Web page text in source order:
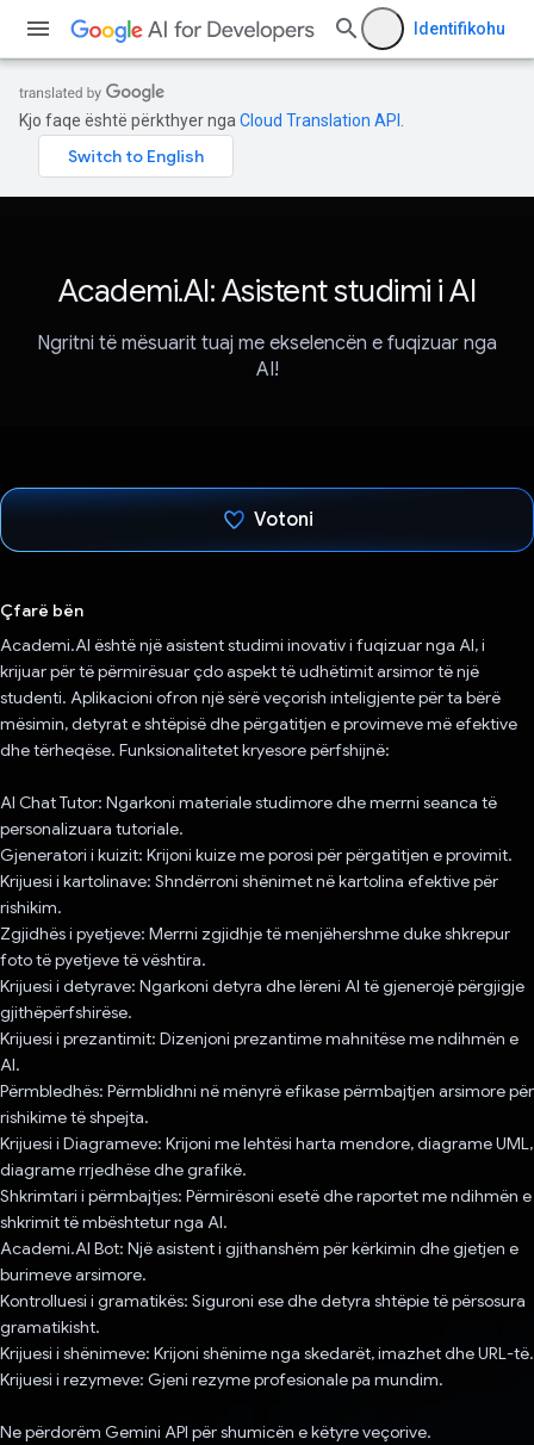
Identifikohu
Kjo faqe është përkthyer nga Cloud Translation API
Academi.AI: Asistent studimi i AI
Ngritni të mësuarit tuaj me ekselencën e fuqizuar nga
AI!
Votoni
Çfarë bën
Academi.AI është një asistent studimi inovativ i fuqizuar nga AI, i
krijuar për të përmirësuar çdo aspekt të udhëtimit arsimor të një
studenti. Aplikacioni ofron një sërë veçorish inteligjente për ta bërë
mësimin, detyrat e shtëpisë dhe përgatitjen e provimeve më efektive
dhe tërheqëse. Funksionalitetet kryesore përfshijnë:
AI Chat Tutor: Ngarkoni materiale studimore dhe merrni seanca të
personalizuara tutoriale.
Gjeneratori i kuizit: Krijoni kuize me porosi për përgatitjen e provimit.
Krijuesi i kartolinave: Shndërroni shënimet në kartolina efektive për
rishikim.
Zgjidhës i pyetjeve: Merrni zgjidhje të menjëhershme duke shkrepur
foto të pyetjeve të vështira.
Krijuesi i detyrave: Ngarkoni detyra dhe lëreni AI të gjenerojë përgjigje
gjithëpërfshirëse.
Krijuesi i prezantimit: Dizenjoni prezantime mahnitëse me ndihmën e
AI.
Përmbledhës: Përmblidhni në mënyrë efikase përmbajtjen arsimore për
rishikime të shpejta.
Krijuesi i Diagrameve: Krijoni me lehtësi harta mendore, diagrame UML,
diagrame rrjedhëse dhe grafikë.
Shkrimtari i përmbajtjes: Përmirësoni esetë dhe raportet me ndihmën e
shkrimit të mbështetur nga AI.
Academi.AI Bot: Një asistent i gjithanshëm për kërkimin dhe gjetjen e
burimeve arsimore.
Kontrolluesi i gramatikës: Siguroni ese dhe detyra shtëpie të përsosura
gramatikisht.
Krijuesi i shënimeve: Krijoni shënime nga skedarët, imazhet dhe URL-të.
Krijuesi i rezymeve: Gjeni rezyme profesionale pa mundim.
Ne përdorëm Gemini API për shumicën e këtyre veçorive.